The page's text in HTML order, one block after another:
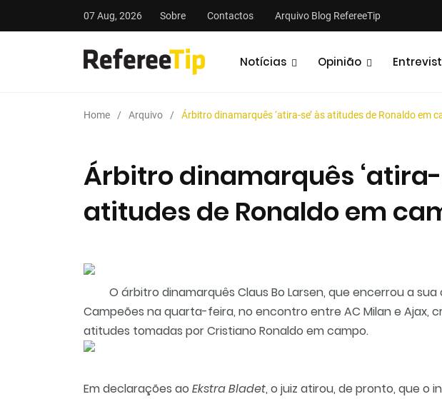
07 Aug, 2026 Sobre Contactos Arquivo Blog RefereeTip
Notícias Opinião
Home Arquivo Árbitro dinamarquês ‘atira-se’ às atitudes de Ronaldo em
Árbitro dinamarquês ‘atira-
atitudes de Ronaldo em
O árbitro dinamarquês Claus Bo Larsen, que encerrou a
Campeões na quarta-feira, no encontro entre AC Milan e Ajax,
atitudes tomadas por Cristiano Ronaldo em campo.
Em declarações ao Ekstra Bladet, o juiz atirou, de pronto, que o
Análises Podcasts